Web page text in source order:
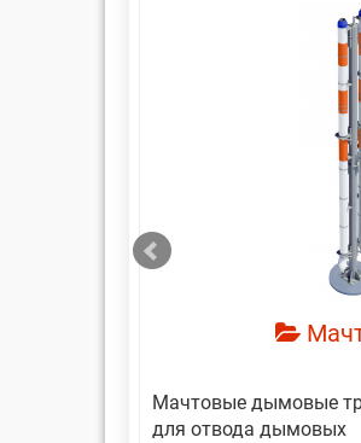
Мачтовые дымовые
для отвода дымовых